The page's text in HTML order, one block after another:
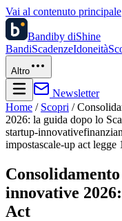
Vai al contenuto principale
Bandiby diShine
BandiScadenzeIdoneità
Altro
Newsletter
Home / Scopri /
2026: la guida dopo lo
startup-innovative
impostascale-up act legge
innovative
Act